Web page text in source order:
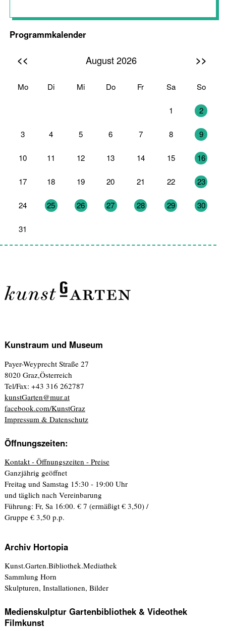
Programmkalender
<< August 2026 >>
Mo Di Mi Do Fr Sa So
1 2
3 4 5 6 7 8 9
10 11 12 13 14 15 16
17 18 19 20 21 22 23
24 25 26 27 28 29 30
31
Kunstraum und Museum
Payer-Weyprecht Straße 27
8020 Graz,Österreich
Tel/Fax: +43 316 262787
kunstGarten@mur.at
facebook.com/KunstGraz
Impressum & Datenschutz
Öffnungszeiten:
Kontakt - Öffnungszeiten - Preise
Ganzjährig geöffnet
Freitag und Samstag 15:30 - 19:00 Uhr
und täglich nach Vereinbarung
Führung: Fr, Sa 16:00. € 7 (ermäßigt € 3,50) /
Gruppe € 3,50 p.p.
Archiv Hortopia
Kunst.Garten.Bibliothek.Mediathek
Sammlung Horn
Skulpturen, Installationen, Bilder
Medienskulptur Gartenbibliothek & Videothek
Filmkunst